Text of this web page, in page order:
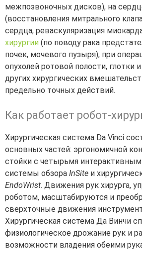
межпозвоночных дисков), на
(восстановления митрального
сердца, реваскуляризация
хирургии (по поводу рака
почек, мочевого пузыря), при
опухолей ротовой полости, глотки
других хирургических
предельно точных действий.
Как работает робот-
Хирургическая система Da Vinci
основных частей: эргономичной
стойки с четырьмя
системы обзора InSite и
EndoWrist. Движения рук хирурга,
роботом, масштабируются и
сверхточные движения
Хирургическая система Да Винчи
физиологическое дрожание рук и
возможности владения обеими